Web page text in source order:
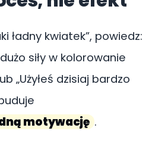
ładny kwiatek”, powiedz:
dużo siły w kolorowanie
„Użyłeś dzisiaj bardzo
motywację .